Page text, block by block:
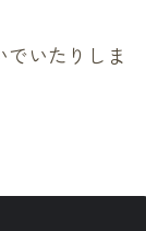
いたりしま